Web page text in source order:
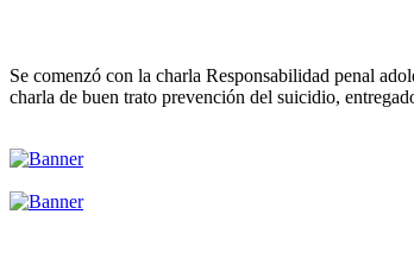
Se comenzó con la charla Responsabilidad penal
charla de buen trato prevención del suicidio,